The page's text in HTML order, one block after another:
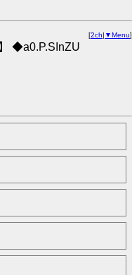
[2ch| ▼Menu]
◆a0.P.SInZU